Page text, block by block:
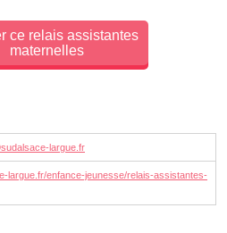
ce relais assistantes
maternelles
largue.fr
largue.fr/enfance-jeunesse/relais-assistantes-